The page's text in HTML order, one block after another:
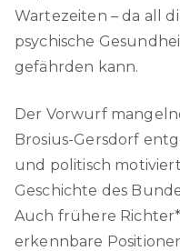
Wartezeiten – da all
psychische
gefährden kann.
Der Vorwurf
Brosius-Gersdorf
und politisch
Geschichte des
Auch frühere
erkennbare